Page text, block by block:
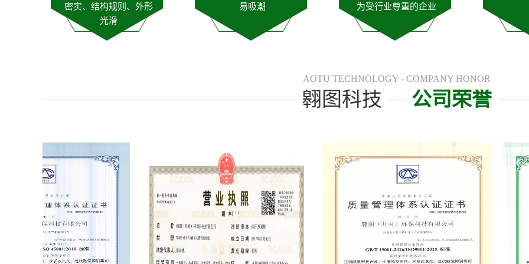
密实、结构规则、外形
光滑
易吸潮 为受行业尊重的企业
AOTU TECHNOLOGY - COMPANY HONOR
翱图科技 公司荣誉